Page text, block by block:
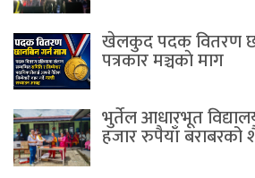
खेलकुद पदक वितरण
पत्रकार मञ्चकाे माग
भुर्तेल आधारभूत
हजार रुपैयाँ बराबरको